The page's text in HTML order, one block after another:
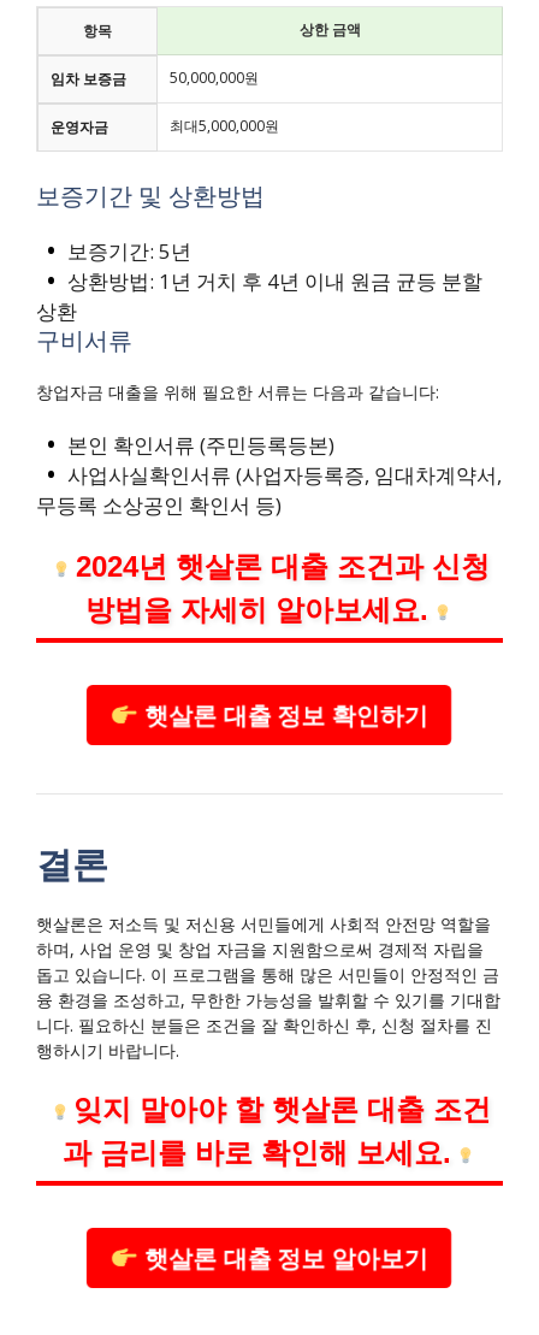
항목 상한 금액
임차 보증금 50,000,000원
운영자금 최대5,000,000원
보증기간 및 상환방법
보증기간: 5년
상환방법: 1년 거치 후 4년 이내 원금 균등 분할
상환
구비서류
창업자금 대출을 위해 필요한 서류는 다음과 같습니다:
본인 확인서류 (주민등록등본)
사업사실확인서류 (사업자등록증, 임대차계약서,
무등록 소상공인 확인서 등)
2024년 햇살론 대출 조건과 신청
방법을 자세히 알아보세요.
햇살론 대출 정보 확인하기
결론
햇살론은 저소득 및 저신용 서민들에게 사회적 안전망 역할을
하며, 사업 운영 및 창업 자금을 지원함으로써 경제적 자립을
돕고 있습니다. 이 프로그램을 통해 많은 서민들이 안정적인 금
융 환경을 조성하고, 무한한 가능성을 발휘할 수 있기를 기대합
니다. 필요하신 분들은 조건을 잘 확인하신 후, 신청 절차를 진
행하시기 바랍니다.
잊지 말아야 할 햇살론 대출 조건
과 금리를 바로 확인해 보세요.
햇살론 대출 정보 알아보기